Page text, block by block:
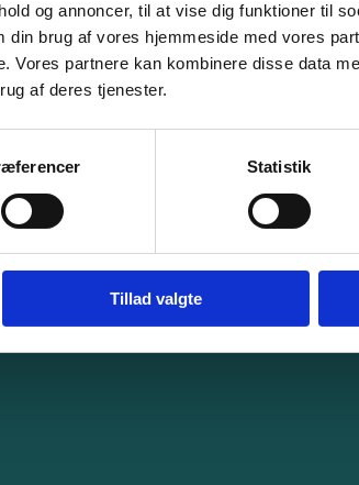
og annoncer, til at vise dig funktioner til
brug af vores hjemmeside med vores
Vores partnere kan kombinere disse data
af deres tjenester.
Statistik
Tillad valgte
Det med småt – GDPR
Registrering af oplysninger